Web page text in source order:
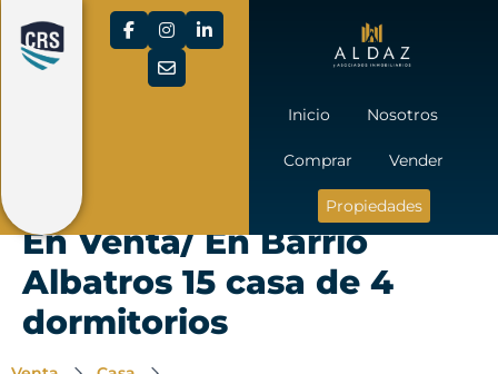
Inicio Nosotros
Comprar Vender
Propiedades
En Venta/ En Barrio
Albatros 15 casa de 4
dormitorios